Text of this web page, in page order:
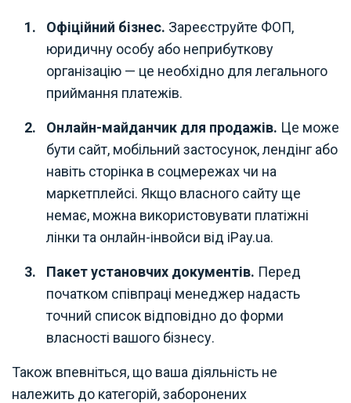
Офіційний бізнес. Зареєструйте ФОП,
юридичну особу або неприбуткову
організацію — це необхідно для легального
приймання платежів.
Онлайн-майданчик для продажів. Це може
бути сайт, мобільний застосунок, лендінг або
навіть сторінка в соцмережах чи на
маркетплейсі. Якщо власного сайту ще
немає, можна використовувати платіжні
лінки та онлайн-інвойси від iPay.ua.
Пакет установчих документів. Перед
початком співпраці менеджер надасть
точний список відповідно до форми
власності вашого бізнесу.
Також впевніться, що ваша діяльність не
належить до категорій, заборонених